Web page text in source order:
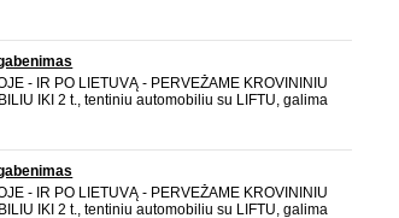
medi
- IR PO LIETUVĄ - PERVEŽAME KROVININIU
IKI 2 t., tentiniu automobiliu su LIFTU, galima
medi
- IR PO LIETUVĄ - PERVEŽAME KROVININIU
IKI 2 t., tentiniu automobiliu su LIFTU, galima